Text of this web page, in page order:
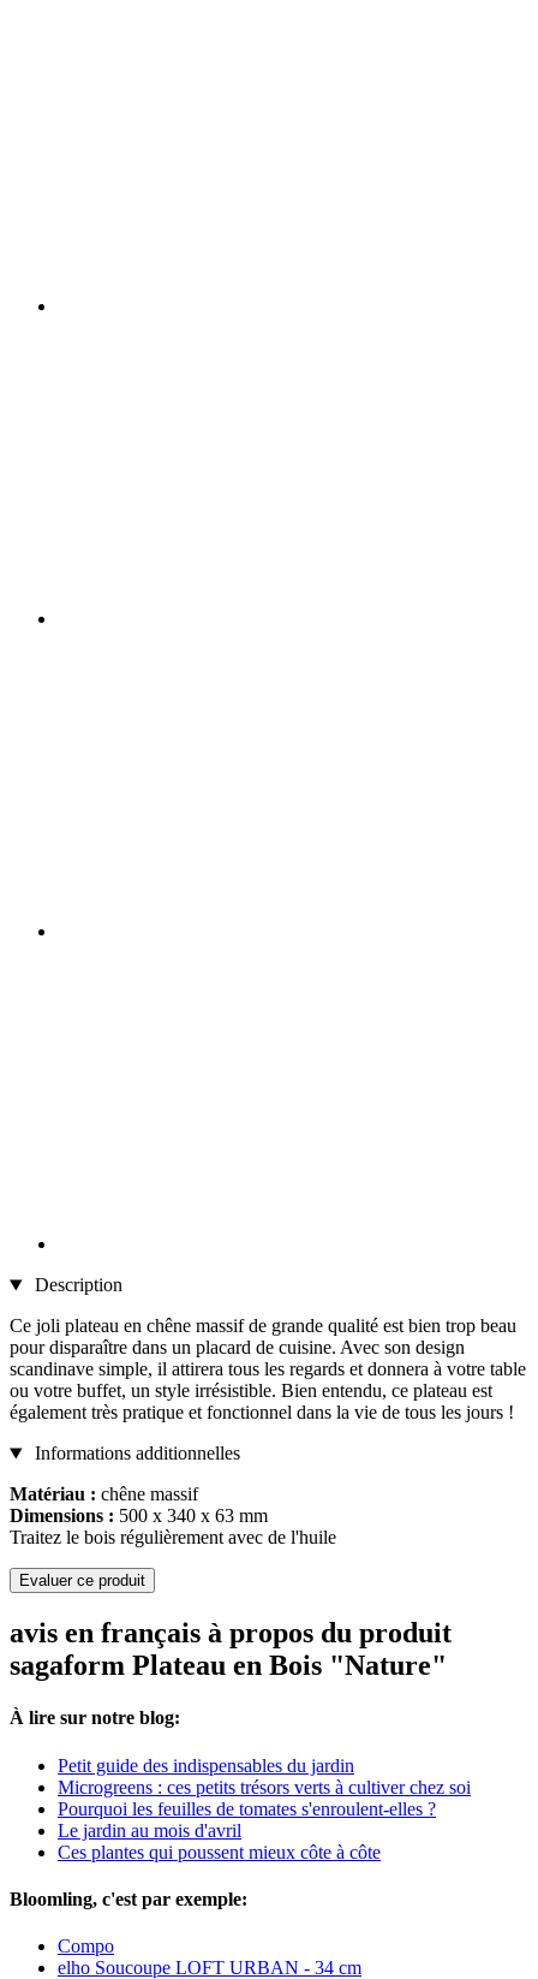
Description
Ce joli plateau en chêne massif de grande qualité est bien trop beau
pour disparaître dans un placard de cuisine. Avec son design
scandinave simple, il attirera tous les regards et donnera à votre table
ou votre buffet, un style irrésistible. Bien entendu, ce plateau est
également très pratique et fonctionnel dans la vie de tous les jours !
Informations additionnelles
Matériau : chêne massif
Dimensions : 500 x 340 x 63 mm
Traitez le bois régulièrement avec de l'huile
Evaluer ce produit
avis en français à propos du produit
sagaform Plateau en Bois "Nature"
À lire sur notre blog:
Petit guide des indispensables du jardin
Microgreens : ces petits trésors verts à cultiver chez soi
Pourquoi les feuilles de tomates s'enroulent-elles ?
Le jardin au mois d'avril
Ces plantes qui poussent mieux côte à côte
Bloomling, c'est par exemple:
Compo
elho Soucoupe LOFT URBAN - 34 cm